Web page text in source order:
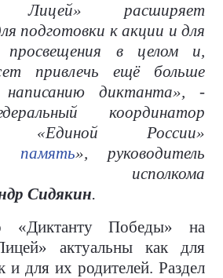
Лицей» расширяет
подготовки к акции и для
просвещения в целом и,
привлечь ещё больше
написанию диктанта», -
координатор
«Единой России»
память», руководитель
исполкома
Сидякин.
«Диктанту Победы» на
актуальны как для
и для их родителей. Раздел